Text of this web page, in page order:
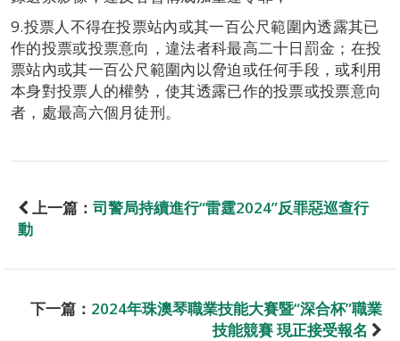
9.投票人不得在投票站內或其一百公尺範圍內透露其已
作的投票或投票意向，違法者科最高二十日罰金；在投
票站內或其一百公尺範圍內以脅迫或任何手段，或利用
本身對投票人的權勢，使其透露已作的投票或投票意向
者，處最高六個月徒刑。
上一篇： 司警局持續進行“雷霆2024”反罪惡巡查行
動
下一篇： 2024年珠澳琴職業技能大賽暨“深合杯”職業
技能競賽 現正接受報名